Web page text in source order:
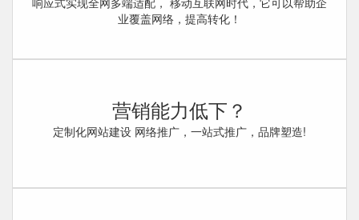
业覆盖网络，提高转化！
营销能力低下？
定制化网站建设 网络推广，一站式推广，品牌塑造!